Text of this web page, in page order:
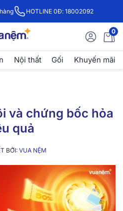
HOTLINE 0Đ: 18002092
0
Nội thất Gối Khuyến mãi
và chứng bốc hỏa
quả
BỞI:VUA NỆM